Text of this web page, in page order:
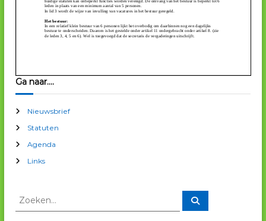
Ga naar….
Nieuwsbrief
Statuten
Agenda
Links
Z
Z